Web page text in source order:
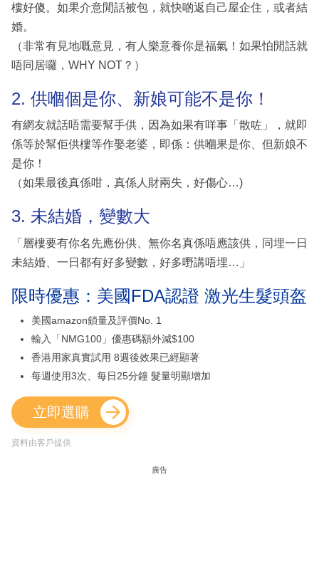
樓好傻。如果介意閒話被包，就快啲返自己屋企住，或者結
婚。
（非常有見地嘅意見，有人樂意養你是福氣！如果怕閒話就
唔同居囉，WHY NOT？）
2. 供嗰個是你、新娘可能不是你！
有網友就話唔需要幫手供，因為如果有咩事「散咗」，就即
係等於幫佢供樓等作娶老婆，即係：供嗰果是你、但新娘不
是你！
（如果最後真係咁，真係人財兩失，好傷心…)
3. 未結婚，變數大
「層樓要有你名先應份供、無你名真係唔應該供，同埋一日
未結婚、一日都有好多變數，好多嘢講唔埋…」
限時優惠：美國FDA認證 激光生髮頭盔
美國amazon鎖量及評價No. 1
輸入「NMG100」優惠碼額外減$100
香港用家真實試用 8週後效果已經顯著
每週使用3次、每日25分鐘 髮量明顯增加
立即選購
資料由客戶提供
廣告